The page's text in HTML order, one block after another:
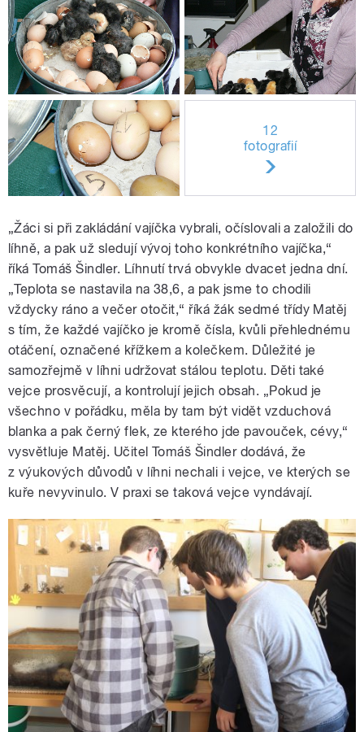
12
fotografií
„Žáci si při zakládání vajíčka vybrali, očíslovali a založili do
líhně, a pak už sledují vývoj toho konkrétního vajíčka,“
říká Tomáš Šindler. Líhnutí trvá obvykle dvacet jedna dní.
„Teplota se nastavila na 38,6, a pak jsme to chodili
vždycky ráno a večer otočit,“ říká žák sedmé třídy Matěj
s tím, že každé vajíčko je kromě čísla, kvůli přehlednému
otáčení, označené křížkem a kolečkem. Důležité je
samozřejmě v líhni udržovat stálou teplotu. Děti také
vejce prosvěcují, a kontrolují jejich obsah. „Pokud je
všechno v pořádku, měla by tam být vidět vzduchová
blanka a pak černý flek, ze kterého jde pavouček, cévy,“
vysvětluje Matěj. Učitel Tomáš Šindler dodává, že
z výukových důvodů v líhni nechali i vejce, ve kterých se
kuře nevyvinulo. V praxi se taková vejce vyndávají.